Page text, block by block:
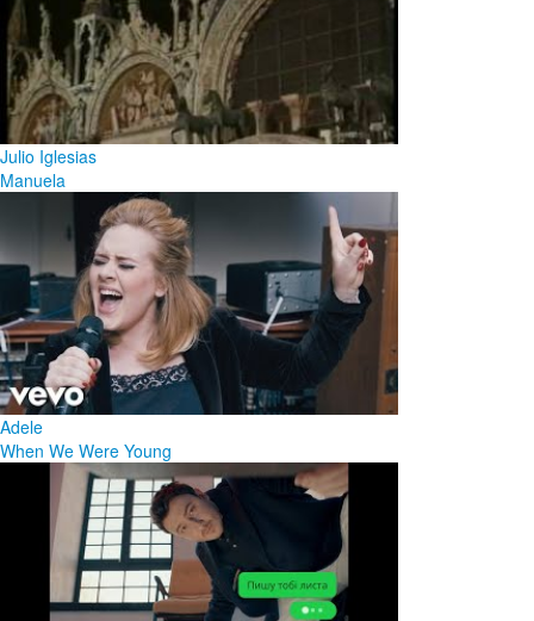
Julio Iglesias
Manuela
Adele
When We Were Young